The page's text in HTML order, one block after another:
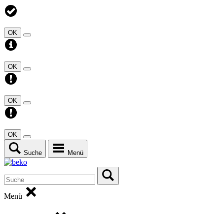
OK
OK
OK
OK
Suche Menü
Menü